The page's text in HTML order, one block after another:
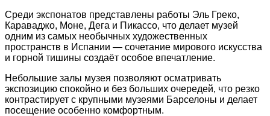
Среди экспонатов представлены работы Эль Греко,
Караваджо, Моне, Дега и Пикассо, что делает музей
одним из самых необычных художественных
пространств в Испании — сочетание мирового искусства
и горной тишины создаёт особое впечатление.
Небольшие залы музея позволяют осматривать
экспозицию спокойно и без больших очередей, что резко
контрастирует с крупными музеями Барселоны и делает
посещение особенно комфортным.